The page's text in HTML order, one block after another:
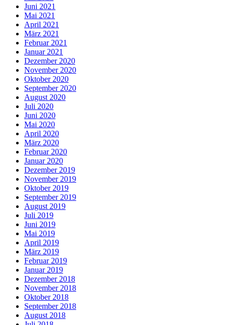
Juni 2021
Mai 2021
April 2021
März 2021
Februar 2021
Januar 2021
Dezember 2020
November 2020
Oktober 2020
September 2020
August 2020
Juli 2020
Juni 2020
Mai 2020
April 2020
März 2020
Februar 2020
Januar 2020
Dezember 2019
November 2019
Oktober 2019
September 2019
August 2019
Juli 2019
Juni 2019
Mai 2019
April 2019
März 2019
Februar 2019
Januar 2019
Dezember 2018
November 2018
Oktober 2018
September 2018
August 2018